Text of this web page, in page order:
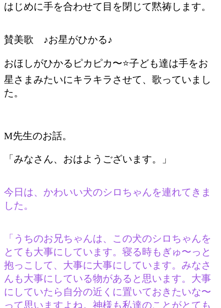
はじめに手を合わせて目を閉じて黙祷します。
賛美歌 ♪お星がひかる♪
おほしがひかるピカピカ〜⭐️子ども達は手をお
星さまみたいにキラキラさせて、歌っていまし
た。
M先生のお話。
「みなさん、おはようございます。」
今日は、かわいい犬のシロちゃんを連れてきま
した。
「うちのお兄ちゃんは、この犬のシロちゃんを
とても大事にしています。寝る時もぎゅ〜っと
抱っこして、大事に大事にしています。みなさ
んも大事にしている物があると思います。大事
にしていたら自分の近くに置いておきたいな〜
って思いますよね。神様も私達のことがとても